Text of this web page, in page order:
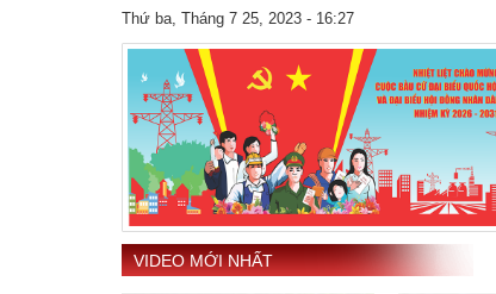
Thứ ba, Tháng 7 25, 2023 - 16:27
VIDEO MỚI NHẤT